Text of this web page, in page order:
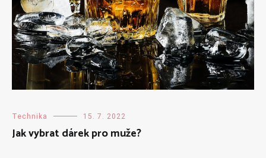
Technika 15. 7. 2022
Jak vybrat dárek pro muže?